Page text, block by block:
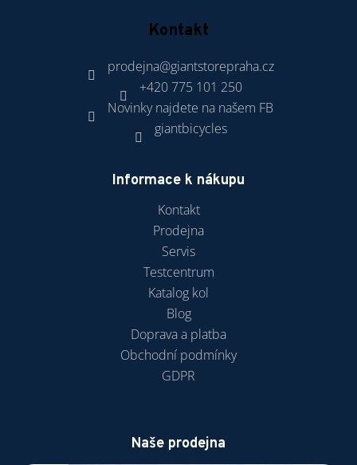
Kontakt
prodejna@giantstorepraha.cz
+420 775 101 250
Novinky najdete na našem FB
giantbicycles
Informace k nákupu
Kontakt
Prodejna
Servis
Testcentrum
Katalog kol
Blog
Doprava a platba
Obchodní podmínky
GDPR
Naše prodejna